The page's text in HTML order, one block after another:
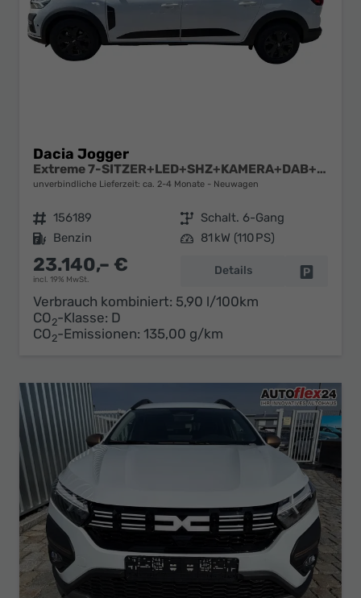
Dacia Jogger
Extreme 7-SITZER+LED+SHZ+KAMERA+DAB+ALU
unverbindliche Lieferzeit: ca. 2-4 Monate Neuwagen
Fahrzeugnr. 156189 Getriebe Schalt. 6-Gang
Kraftstoff Benzin Leistung 81 kW (110 PS)
23.140,– €
incl. 19% MwSt.
Details
Verbrauch kombiniert: 5,90 l/100km
CO2-Klasse: D
CO2-Emissionen: 135,00 g/km